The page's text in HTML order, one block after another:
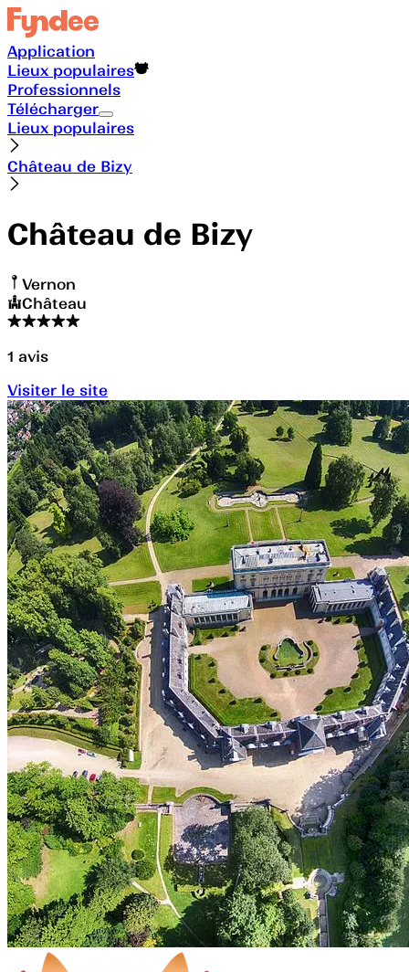
Application
Lieux populaires
Professionnels
Télécharger
Lieux populaires
Château de Bizy
Château de Bizy
Vernon
Château
1 avis
Visiter le site